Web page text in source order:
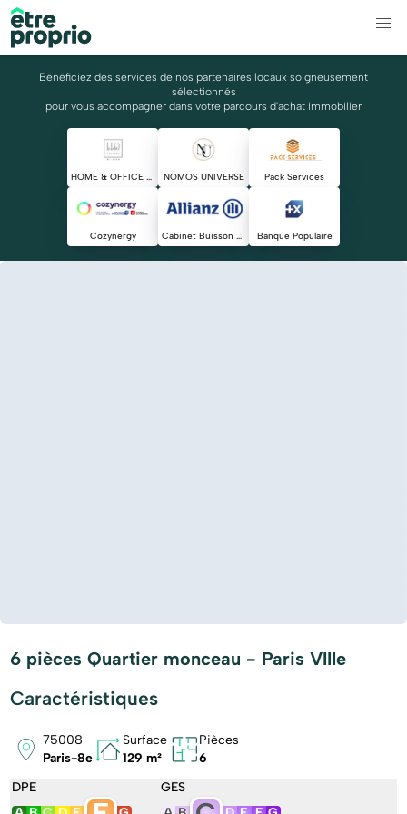
Bénéficiez des services de nos partenaires locaux soigneusement
sélectionnés
pour vous accompagner dans votre parcours d'achat immobilier
HOME & OFFICE CONCEPT NOMOS UNIVERSE Pack Services
Cozynergy Cabinet Buisson Talansier Banque Populaire
6 pièces Quartier monceau - Paris VIIIe
Caractéristiques
75008
Paris-8e
Surface
129 m²
Pièces
6
DPE
GES